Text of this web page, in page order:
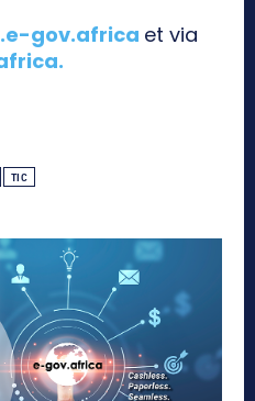
gov.africa et via
.
TIC